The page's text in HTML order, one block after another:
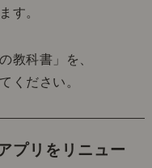
す。
教科書」を、
ください。
プリをリニュー